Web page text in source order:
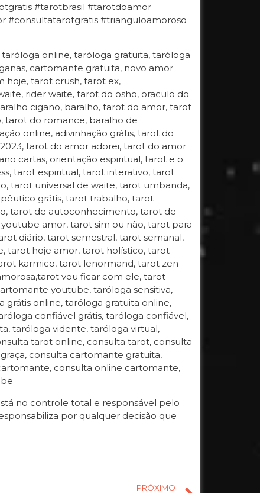
#tarotbrasil #tarotdoamor
#consultatarotgratis #trianguloamoroso
online, taróloga gratuita, taróloga
cartomante gratuita, novo amor
hoje, tarot crush, tarot ex,
rider waite, tarot do osho, oraculo do
cigano, baralho, tarot do amor, tarot
tarot do romance, baralho de
online, adivinhação grátis, tarot do
tarot do amor adorei, tarot do amor
cartas, orientação espiritual, tarot e o
tarot espiritual, tarot interativo, tarot
tarot universal de waite, tarot umbanda,
grátis, tarot trabalho, tarot
tarot de autoconhecimento, tarot de
amor, tarot sim ou não, tarot para
diário, tarot semestral, tarot semanal,
tarot hoje amor, tarot holístico, tarot
karmico, tarot lenormand, tarot zen
vou ficar com ele, tarot
youtube, taróloga sensitiva,
online, taróloga gratuita online,
confiável grátis, taróloga confiável,
taróloga vidente, taróloga virtual,
tarot online, consulta tarot, consulta
consulta cartomante gratuita,
consulta online cartomante,
no controle total e responsável pelo
por qualquer decisão que
PRÓXIMO